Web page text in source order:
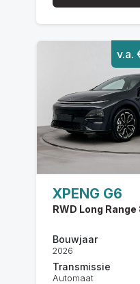
v.a.
XPENG G6
RWD Long
Bouwjaar
2026
Transmissie
Automaat